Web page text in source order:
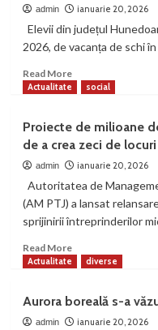
agenților
economici
propuneri
pentru
de
admin ianuarie 20, 2026
Elevii din județul
2026, de vacanța de schi
Read MoreRead
more
de
schi
2026:
elevii
Hunedoara
intră
vacanță
în
treia
săptămână
Actualitate social
Proiecte de milioane
de a crea zeci de
admin ianuarie 20, 2026
Autoritatea de
(AM PTJ) a lansat
sprijinirii întreprinderilor
Read MoreRead
more
de
milioane
Actualitate diverse
Aurora boreală s-a
admin ianuarie 20, 2026